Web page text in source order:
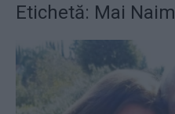
Etichetă: Mai Naim